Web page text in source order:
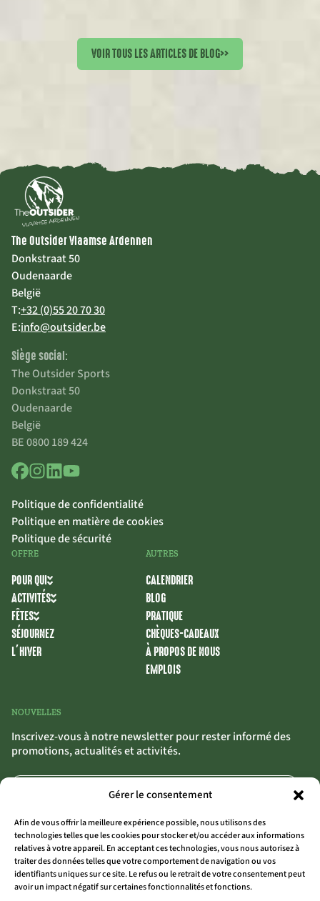
Gérer le consentement
Afin de vous offrir la meilleure expérience possible, nous utilisons des
technologies telles que les cookies pour stocker et/ou accéder aux informations
relatives à votre appareil. En acceptant ces technologies, vous nous autorisez à
traiter des données telles que votre comportement de navigation ou vos
identifiants uniques sur ce site. Le refus ou le retrait de votre consentement peut
avoir un impact négatif sur certaines fonctionnalités et fonctions.
VOIR TOUS LES ARTICLES DE BLOG>>
The Outsider Vlaamse Ardennen
Donkstraat 50
Oudenaarde
België
T:+32 (0)55 20 70 30
E:info@outsider.be
Siège social:
The Outsider Sports
Donkstraat 50
Oudenaarde
België
BE 0800 189 424
Politique de confidentialité
Politique en matière de cookies
Politique de sécurité
OFFRE
POUR QUI
ACTIVITÉS
FÊTES
SÉJOURNEZ
L’HIVER
AUTRES
CALENDRIER
BLOG
PRATIQUE
CHÈQUES-CADEAUX
À PROPOS DE NOUS
EMPLOIS
NOUVELLES
Inscrivez-vous à notre newsletter pour rester informé des
promotions, actualités et activités.
S'INSCRIRE>>